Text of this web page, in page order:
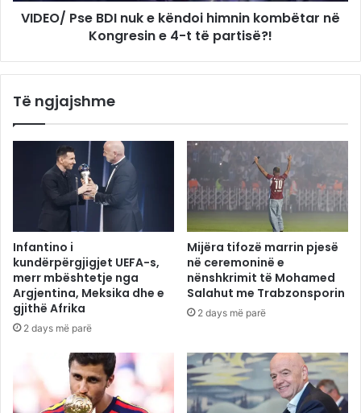
VIDEO/ Pse BDI nuk e këndoi himnin kombëtar në
Kongresin e 4-t të partisë?!
Të ngjajshme
Infantino i
kundërpërgjigjet UEFA-s,
merr mbështetje nga
Argjentina, Meksika dhe e
gjithë Afrika
2 days më parë
Mijëra tifozë marrin pjesë
në ceremoninë e
nënshkrimit të Mohamed
Salahut me Trabzonsporin
2 days më parë